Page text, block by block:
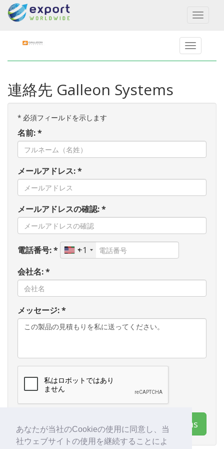
あなたが当社のCookieの使用に同意し、当
社ウェブサイトの使用を継続することによ
Toggle
連絡先 Galleon Systems
* 必須フィールドを示します
名前: *
メールアドレス: *
メールアドレスの確認: *
電話番号: *
+1
会社名: *
メッセージ: *
連絡先 Galleon Systems